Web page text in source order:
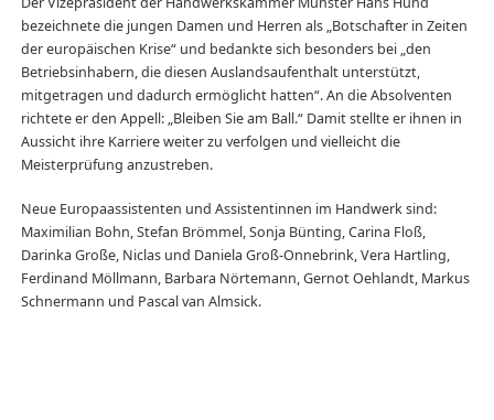
bezeichnete die jungen Damen und Herren als „Botschafter in Zeiten
der europäischen Krise“ und bedankte sich besonders bei „den
Betriebsinhabern, die diesen Auslandsaufenthalt unterstützt,
mitgetragen und dadurch ermöglicht hatten“. An die Absolventen
richtete er den Appell: „Bleiben Sie am Ball.“ Damit stellte er ihnen in
Aussicht ihre Karriere weiter zu verfolgen und vielleicht die
Meisterprüfung anzustreben.
Neue Europaassistenten und Assistentinnen im Handwerk sind:
Maximilian Bohn, Stefan Brömmel, Sonja Bünting, Carina Floß,
Darinka Große, Niclas und Daniela Groß-Onnebrink, Vera Hartling,
Ferdinand Möllmann, Barbara Nörtemann, Gernot Oehlandt, Markus
Schnermann und Pascal van Almsick.